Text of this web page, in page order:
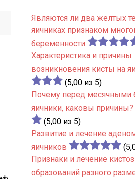
Являются ли два желтых
яичниках признаком
беременности
Характеристика и причины
возникновения кисты на
(5,00 из 5)
Почему перед месячными
яичники, каковы причины?
(5,00 из 5)
Развитие и лечение
яичников
Признаки и лечение
образований разного